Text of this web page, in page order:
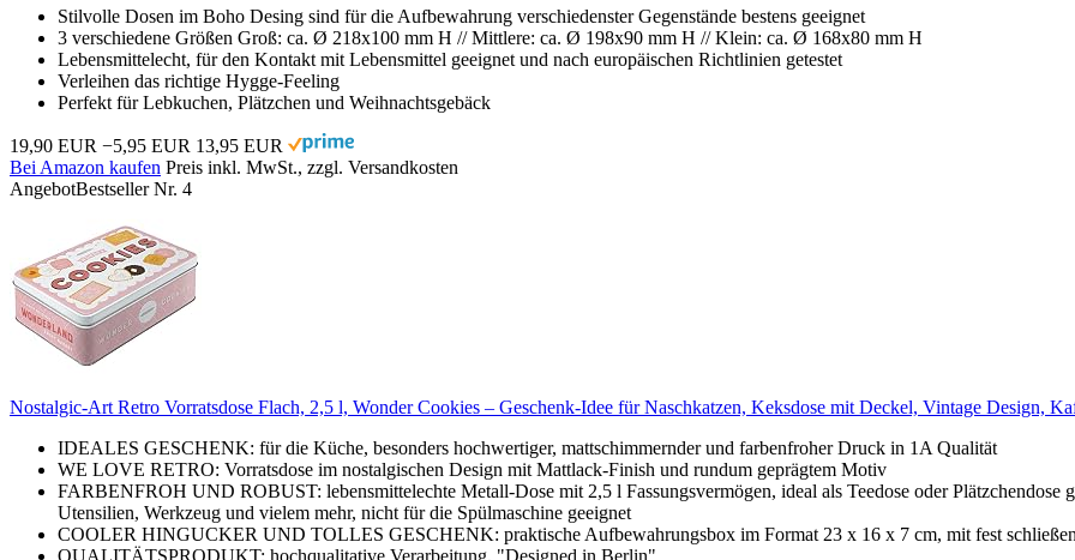
Stilvolle Dosen im Boho Desing sind für die Aufbewahrung verschiedenster Gegenstände bestens geeignet
3 verschiedene Größen Groß: ca. Ø 218x100 mm H // Mittlere: ca. Ø 198x90 mm H // Klein: ca. Ø 168x80 mm H
Lebensmittelecht, für den Kontakt mit Lebensmittel geeignet und nach europäischen Richtlinien getestet
Verleihen das richtige Hygge-Feeling
Perfekt für Lebkuchen, Plätzchen und Weihnachtsgebäck
19,90 EUR −5,95 EUR 13,95 EUR
Bei Amazon kaufen Preis inkl. MwSt., zzgl. Versandkosten
AngebotBestseller Nr. 4
Nostalgic-Art Retro Vorratsdose Flach, 2,5 l, Wonder Cookies – Geschenk-Idee für Naschkatzen, Keksdose mit Deckel, Vintage Design,
IDEALES GESCHENK: für die Küche, besonders hochwertiger, mattschimmernder und farbenfroher Druck in 1A Qualität
WE LOVE RETRO: Vorratsdose im nostalgischen Design mit Mattlack-Finish und rundum geprägtem Motiv
FARBENFROH UND ROBUST: lebensmittelechte Metall-Dose mit 2,5 l Fassungsvermögen, ideal als Teedose oder Plätzchendose
Utensilien, Werkzeug und vielem mehr, nicht für die Spülmaschine geeignet
COOLER HINGUCKER UND TOLLES GESCHENK: praktische Aufbewahrungsbox im Format 23 x 16 x 7 cm, mit fest
QUALITÄTSPRODUKT: hochqualitative Verarbeitung, "Designed in Berlin"